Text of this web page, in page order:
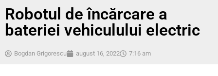
Robotul de încărcare a
bateriei vehiculului electric
Bogdan Grigorescu august 16, 2022 7:16 am